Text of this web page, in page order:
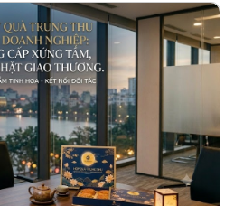
Khu 1, TT. Tam Đảo, Tam Đảo, Vĩnh
Việt Nam
0961577188
BẮC
ĐẠI LÝ ĐTHT BIOFUN - CÔNG TY CỔ
MẠNG TRỰC TUYẾN META
Số 56 Duy Tân, Phường Dịch Vọng
Cầu Giấy, Hà Nội
024 3568 6969